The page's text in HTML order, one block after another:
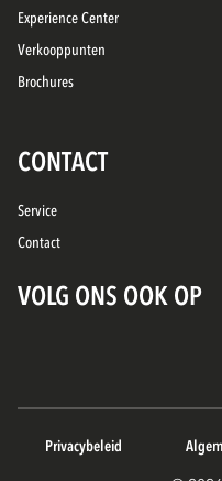
Experience Center
Verkooppunten
Brochures
CONTACT
Service
Contact
VOLG ONS OOK OP
Privacybeleid